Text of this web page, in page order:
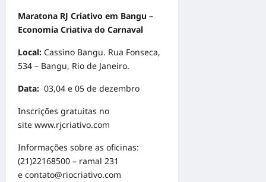
Maratona RJ Criativo em Bangu –
Economia Criativa do Carnaval
Local: Cassino Bangu. Rua Fonseca,
534 – Bangu, Rio de Janeiro.
Data: 03,04 e 05 de dezembro
Inscrições gratuitas no
site www.rjcriativo.com
Informações sobre as oficinas:
(21)22168500 – ramal 231
e contato@riocriativo.com